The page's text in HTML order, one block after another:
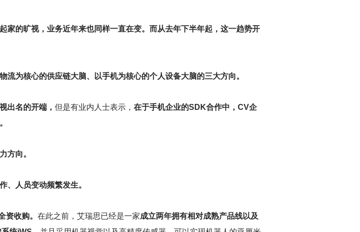
家的旷视，业务近年来也同样一直在变。而从去年下半年起，这一趋势开
为核心的供应链大脑、以手机为核心的个人设备大脑的三大方向。
出名的开端， 但是有业内人士表示， 在于手机企业的SDK合作中，CV企
方向。
、人员变动频繁发生。
资收购。 在此之前，艾瑞思已经是一家成立两年拥有相对成熟产品线以及